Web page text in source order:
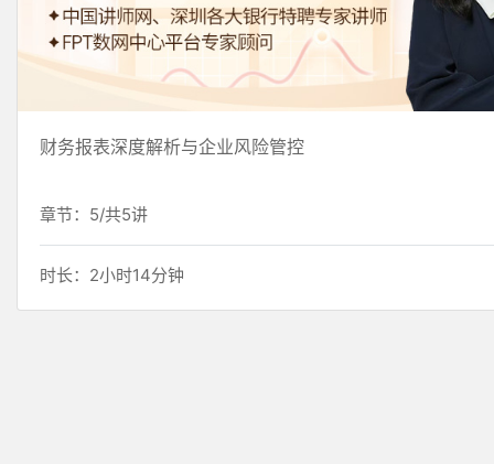
财务报表深度解析与企业风险管控
章节：5/共5讲
时长：2小时14分钟